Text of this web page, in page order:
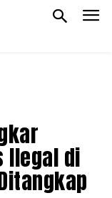
Ilegal di